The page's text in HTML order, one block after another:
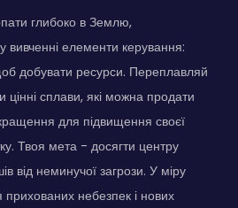
глибоко в Землю,
вивченні елементи керування:
добувати ресурси. Переплавляй
цінні сплави, які можна продати
для підвищення своєї
Твоя мета - досягти центру
від неминучої загрози. У міру
прихованих небезпек і нових